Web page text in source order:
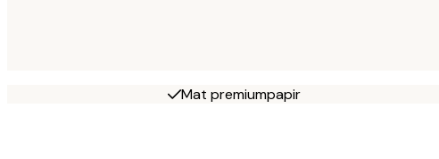
Mat premiumpapir